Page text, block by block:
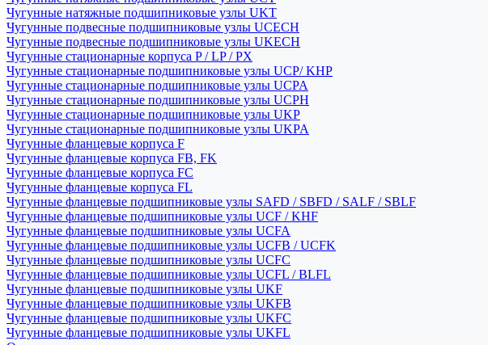
Чугунные натяжные подшипниковые узлы UKT
Чугунные подвесные подшипниковые узлы UCECH
Чугунные подвесные подшипниковые узлы UKECH
Чугунные стационарные корпуса P / LP / PX
Чугунные стационарные подшипниковые узлы UCP/ KHP
Чугунные стационарные подшипниковые узлы UCPA
Чугунные стационарные подшипниковые узлы UCPH
Чугунные стационарные подшипниковые узлы UKP
Чугунные стационарные подшипниковые узлы UKPA
Чугунные фланцевые корпуса F
Чугунные фланцевые корпуса FB, FK
Чугунные фланцевые корпуса FC
Чугунные фланцевые корпуса FL
Чугунные фланцевые подшипниковые узлы SAFD / SBFD / SALF / SBLF
Чугунные фланцевые подшипниковые узлы UCF / KHF
Чугунные фланцевые подшипниковые узлы UCFA
Чугунные фланцевые подшипниковые узлы UCFB / UCFK
Чугунные фланцевые подшипниковые узлы UCFC
Чугунные фланцевые подшипниковые узлы UCFL / BLFL
Чугунные фланцевые подшипниковые узлы UKF
Чугунные фланцевые подшипниковые узлы UKFB
Чугунные фланцевые подшипниковые узлы UKFC
Чугунные фланцевые подшипниковые узлы UKFL